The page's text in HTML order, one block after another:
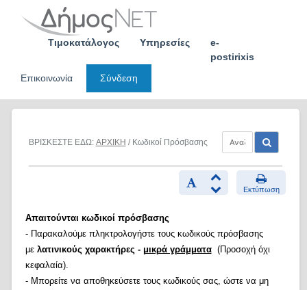
Τιμοκατάλογος Υπηρεσίες
e-
postirixis
Επικοινωνία
Σύνδεση
ΒΡΙΣΚΕΣΤΕ ΕΔΩ: ΑΡΧΙΚΗ / Κωδικοί Πρόσβασης
Εκτύπωση
Απαιτούνται κωδικοί πρόσβασης
- Παρακαλούμε πληκτρολογήστε τους κωδικούς πρόσβασης
με λατινικούς χαρακτήρες - μικρά γράμματα(Προσοχή όχι
κεφαλαία).
- Μπορείτε να αποθηκεύσετε τους κωδικούς σας, ώστε να μη